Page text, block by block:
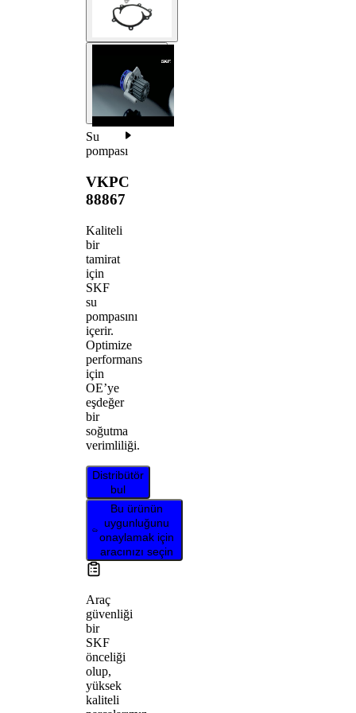
Su
pompası
VKPC
88867
Kaliteli
bir
tamirat
için
SKF
su
pompasını
içerir.
Optimize
performans
için
OE’ye
eşdeğer
bir
soğutma
verimliliği.
Distribütör
bul
Bu ürünün
uygunluğunu
onaylamak için
aracınızı seçin
Araç
güvenliği
bir
SKF
önceliği
olup,
yüksek
kaliteli